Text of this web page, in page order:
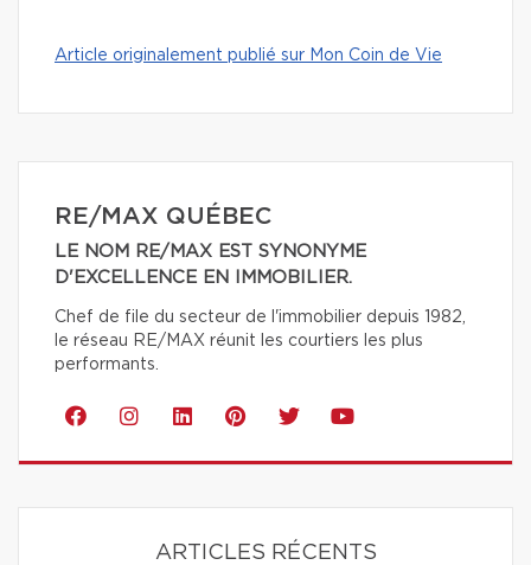
Article originalement publié sur Mon Coin de Vie
RE/MAX QUÉBEC
LE NOM RE/MAX EST SYNONYME
D'EXCELLENCE EN IMMOBILIER.
Chef de file du secteur de l'immobilier depuis 1982,
le réseau RE/MAX réunit les courtiers les plus
performants.
ARTICLES RÉCENTS